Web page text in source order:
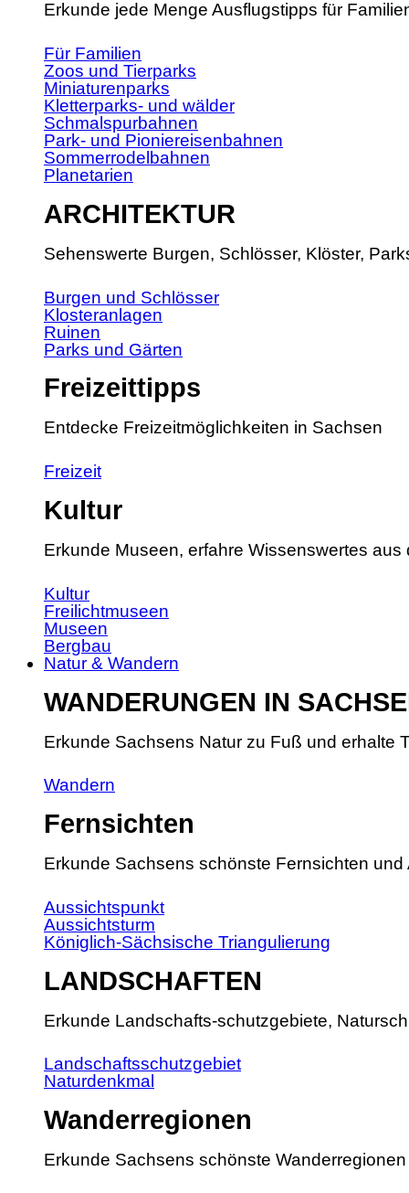
Erkunde jede Menge Ausflugstipps für
Für Familien
Zoos und Tierparks
Miniaturenparks
Kletterparks- und wälder
Schmalspurbahnen
Park- und Pioniereisenbahnen
Sommerrodelbahnen
Planetarien
ARCHITEKTUR
Sehenswerte Burgen, Schlösser, Klöster,
Burgen und Schlösser
Klosteranlagen
Ruinen
Parks und Gärten
Freizeittipps
Entdecke Freizeitmöglichkeiten in Sachsen
Freizeit
Kultur
Erkunde Museen, erfahre Wissenswertes
Kultur
Freilichtmuseen
Museen
Bergbau
Natur & Wandern
WANDERUNGEN IN
Erkunde Sachsens Natur zu Fuß und erhalte
Wandern
Fernsichten
Erkunde Sachsens schönste Fernsichten und
Aussichtspunkt
Aussichtsturm
Königlich-Sächsische Triangulierung
LANDSCHAFTEN
Erkunde Landschafts-schutzgebiete,
Landschaftsschutzgebiet
Naturdenkmal
Wanderregionen
Erkunde Sachsens schönste Wanderregionen